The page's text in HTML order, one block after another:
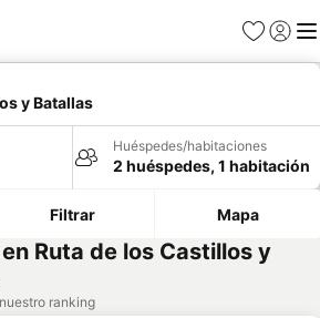
Favoritos
Iniciar
y Batallas
Huéspedes/habitaciones
2 huéspedes, 1 habitación
Filtrar Mapa
Ruta de los Castillos y
ranking